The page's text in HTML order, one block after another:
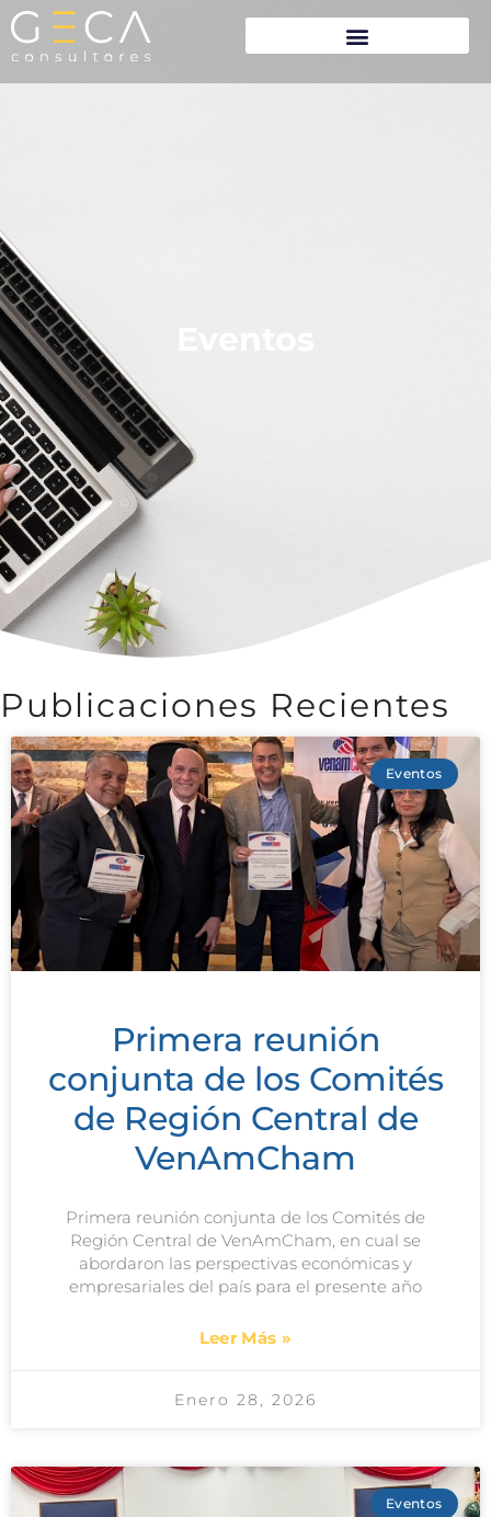
Publicaciones Recientes
Eventos
Primera reunión
conjunta de los Comités
de Región Central de
VenAmCham
Primera reunión conjunta de los Comités de
Región Central de VenAmCham, en cual se
abordaron las perspectivas económicas y
empresariales del país para el presente año
Leer Más »
Enero 28, 2026
Eventos